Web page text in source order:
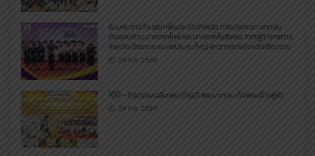
รับมอบรางวัล ยอดเยี่ยมระดับจังหวัด การประกวด เยาวชน
ต้นแบบด้านมารยาทไทย และมารยาทในสังคม จากผู้ว่าราชการ
จังหวัดเชียงราย ณ หอประชุมใหญ่ ศาลากลางจังหวัดเชียงราย
29 ก.ค. 2569
100 – กิจกรรมเฉลิมพระเกียรติ พระบาทสมเด็จพระเจ้าอยู่หัว
29 ก.ค. 2569